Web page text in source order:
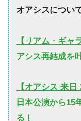
オアシスについ
【リアム・ギャ
アシス再結成を
【オアシス 来
日本公演から15
る！